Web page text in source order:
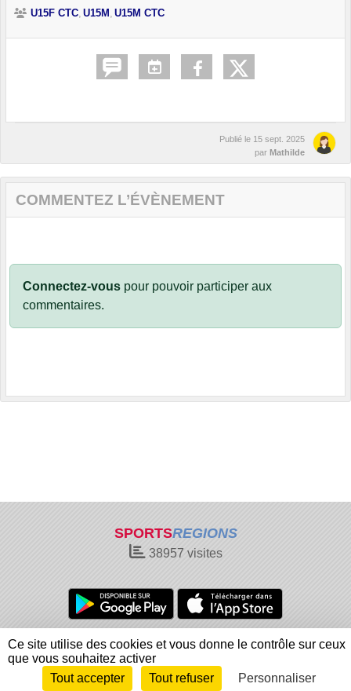
U15F CTC U15M U15M CTC
Publié le 15 sept. 2025
par Mathilde
COMMENTEZ L’ÉVÈNEMENT
Connectez-vous pour pouvoir participer aux
commentaires.
SPORTSREGIONS
38957 visites
Charte cookies
Gestion des cookies
Informations légales
Signaler un contenu inapproprié
Envie de participer ?
Connexion
Ce site utilise des cookies et vous donne le contrôle sur ceux
que vous souhaitez activer
Tout accepter
Tout refuser Personnaliser